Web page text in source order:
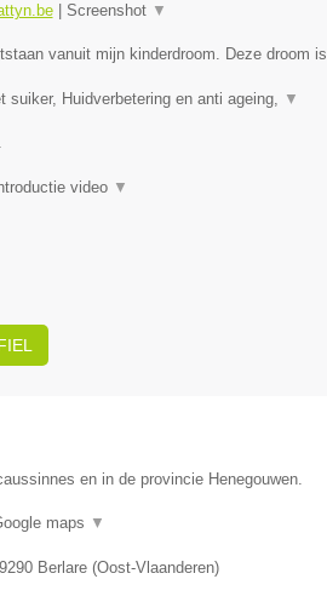
| Screenshot ▼
vanuit mijn kinderdroom. Deze droom is
suiker, Huidverbetering en anti ageing, ▼
video ▼
en in de provincie Henegouwen.
maps ▼
9290 Berlare(Oost-Vlaanderen)